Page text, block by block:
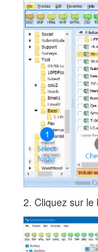
2. Cliquez sur